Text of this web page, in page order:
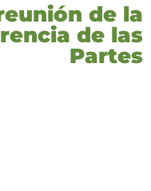
de la
de las
Partes